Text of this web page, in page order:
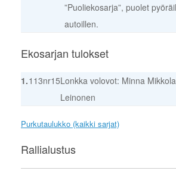
”Puoliekosarja”, puolet
autoillen.
Ekosarjan tulokset
1.113nr15Lonkka volovot: Minna
Leinonen
Purkutaulukko (kaikki sarjat)
Rallialustus